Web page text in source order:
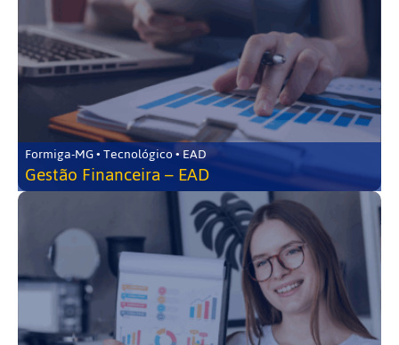
Formiga-MG • Tecnológico • EAD
Gestão Financeira – EAD